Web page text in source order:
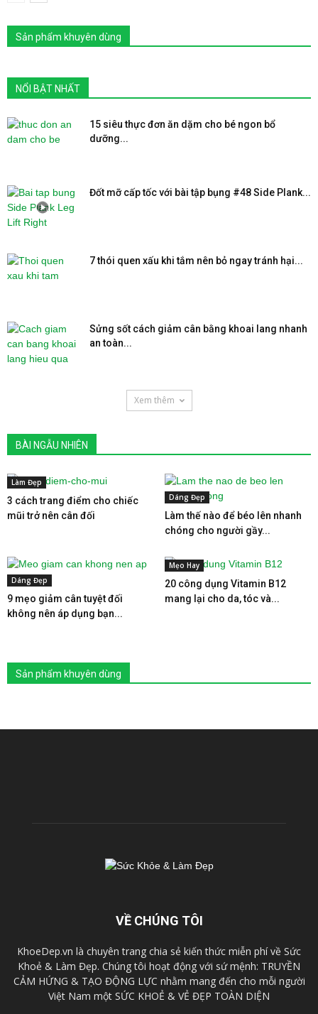
Sản phẩm khuyên dùng
NỔI BẬT NHẤT
15 siêu thực đơn ăn dặm cho bé ngon bổ
dưỡng...
Đốt mỡ cấp tốc với bài tập bụng #48 Side Plank...
7 thói quen xấu khi tắm nên bỏ ngay tránh hại...
Sửng sốt cách giảm cân bằng khoai lang nhanh
an toàn...
Xem thêm
BÀI NGẪU NHIÊN
Làm Đẹp
3 cách trang điểm cho chiếc
mũi trở nên cân đối
Dáng Đẹp
Làm thế nào để béo lên nhanh
chóng cho người gầy...
Dáng Đẹp
9 mẹo giảm cân tuyệt đối
không nên áp dụng bạn...
Mẹo Hay
20 công dụng Vitamin B12
mang lại cho da, tóc và...
Sản phẩm khuyên dùng
VỀ CHÚNG TÔI
KhoeDep.vn là chuyên trang chia sẻ kiến thức miễn phí về Sức
Khoẻ & Làm Đẹp. Chúng tôi hoạt động với sứ mệnh: TRUYỀN
CẢM HỨNG & TẠO ĐỘNG LỰC nhằm mang đến cho mỗi người
Việt Nam một SỨC KHOẺ & VẺ ĐẸP TOÀN DIỆN